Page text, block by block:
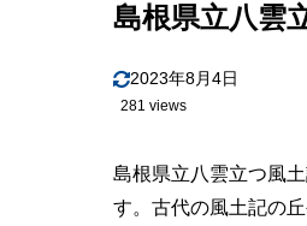
島根県立八雲
2023年8月4日
281 views
島根県立八雲立つ風
す。古代の風土記の